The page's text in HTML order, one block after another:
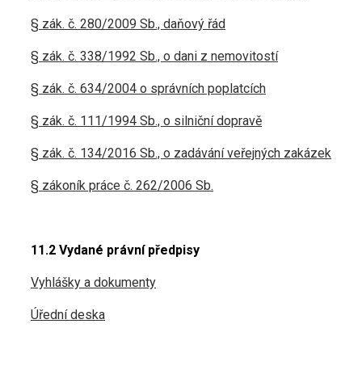
§ zák. č. 280/2009 Sb., daňový řád
§ zák. č. 338/1992 Sb., o dani z nemovitostí
§ zák. č. 634/2004 o správních poplatcích
§ zák. č. 111/1994 Sb., o silniční dopravě
§ zák. č. 134/2016 Sb., o zadávání veřejných zakázek
§ zákoník práce č. 262/2006 Sb.
11.2 Vydané právní předpisy
Vyhlášky a dokumenty
Úřední deska